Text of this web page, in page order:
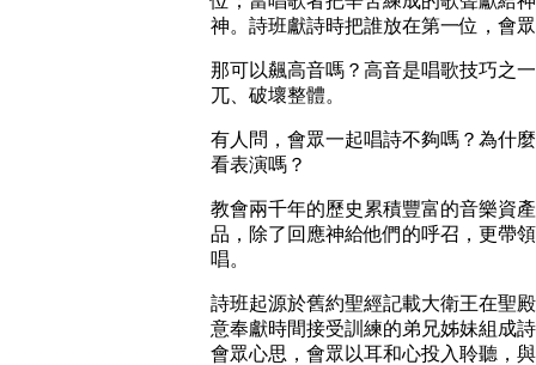
神。詩班獻詩時把誰放在第一位，會
那可以飆高音嗎？高音是唱歌技巧之
兀、破壞整體。
有人問，會眾一起唱詩不夠嗎？為什
看表演嗎？
教會兩千年的歷史累積豐富的音樂資
品，除了回應神給他們的呼召，更帶
唱。
詩班起源於舊約聖經記載大衛王在聖
意奉獻時間接受訓練的弟兄姊妹組成
會眾心思，會眾以耳和心投入聆聽，